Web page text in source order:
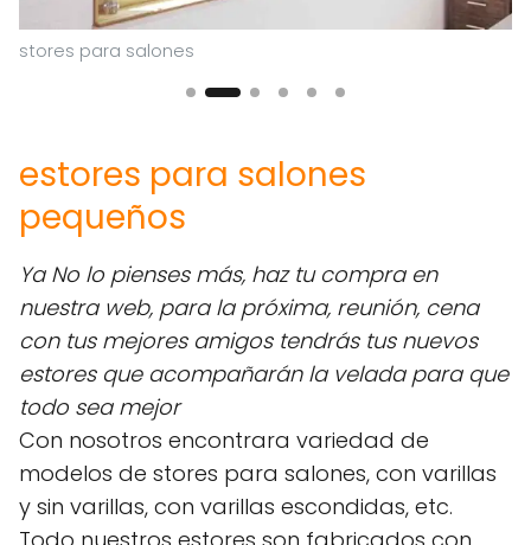
stores para salones
estores para salones
pequeños
Ya No lo pienses más, haz tu compra en
nuestra web, para la próxima, reunión, cena
con tus mejores amigos tendrás tus nuevos
estores que acompañarán la velada para que
todo sea mejor
Con nosotros encontrara variedad de
modelos de stores para salones, con varillas
y sin varillas, con varillas escondidas, etc.